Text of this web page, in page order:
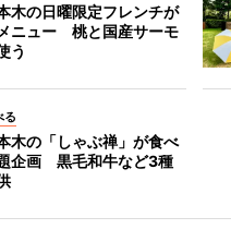
木の日曜限定フレンチが
ニュー 桃と国産サーモ
う
る
木の「しゃぶ禅」が食べ
企画 黒毛和牛など3種